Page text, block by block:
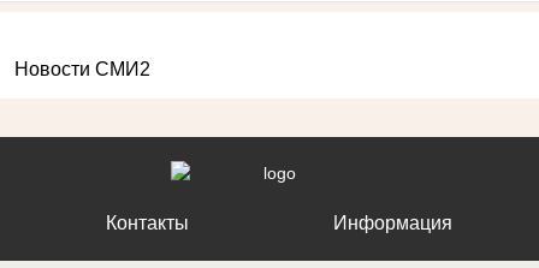
Новости СМИ2
Контакты Информация